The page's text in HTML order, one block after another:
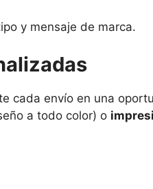
y mensaje de marca.
cada envío en una
a todo color) o